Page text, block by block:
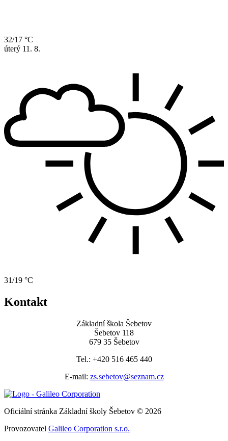
32/17 °C
úterý 11. 8.
31/19 °C
Kontakt
Základní škola Šebetov
Šebetov 118
679 35 Šebetov
Tel.: +420 516 465 440
E-mail: zs.sebetov@seznam.cz
Oficiální stránka Základní školy Šebetov © 2026
Provozovatel Galileo Corporation s.r.o.